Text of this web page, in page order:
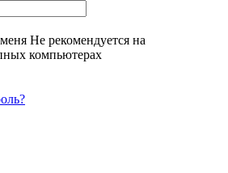
Не рекомендуется на
компьютерах